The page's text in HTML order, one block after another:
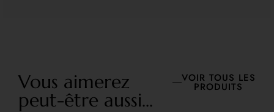
Vous aimerez
peut-être aussi...
VOIR TOUS LES
PRODUITS